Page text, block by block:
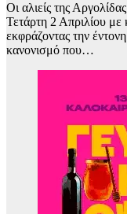
Οι αλιείς της
Τετάρτη 2 Απριλίου με
εκφράζοντας την
κανονισμό που…